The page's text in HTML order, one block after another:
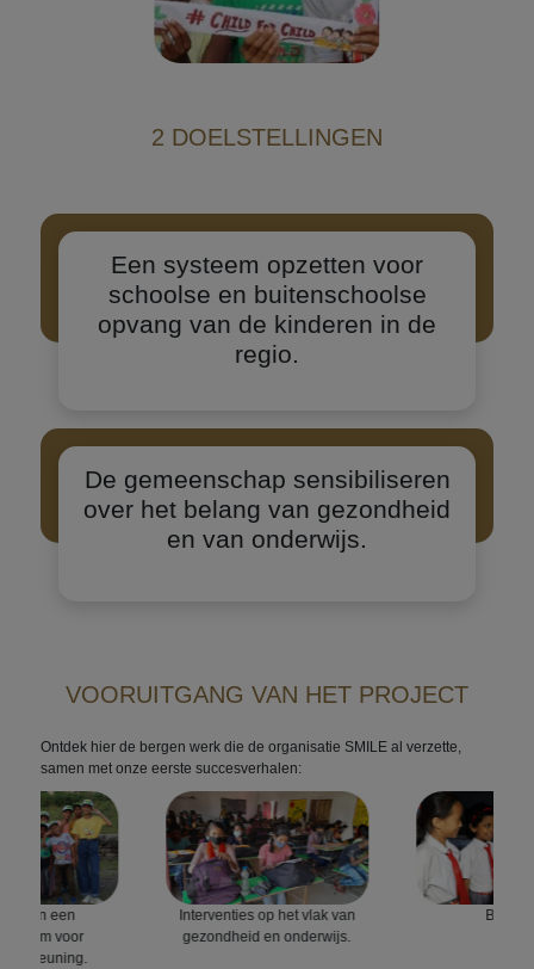
2 DOELSTELLINGEN
Een systeem opzetten voor
schoolse en buitenschoolse
opvang van de kinderen in de
regio.
De gemeenschap sensibiliseren
over het belang van gezondheid
en van onderwijs.
VOORUITGANG VAN HET PROJECT
Ontdek hier de bergen werk die de organisatie SMILE al verzette,
samen met onze eerste succesverhalen:
van een
voor
Interventies op het vlak van
gezondheid en onderwijs.